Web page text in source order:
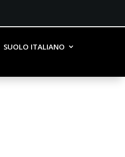
SUOLO ITALIANO